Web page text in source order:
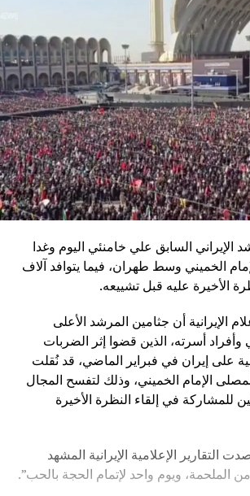
السابق علي خامنئي اليوم وغدا
الخميني وسط طهران، فيما يتوافد آلاف
الأخيرة عليه قبل تشييعه.
الإيرانية أن جثامين المرشد الأعلى
أسرته، الذين قضوا إثر الضربات
على إيران في فبراير الماضي، قد نُقلت
لمصلى الإمام الخميني، وذلك لتفسح المجال
للمشاركة في إلقاء النظرة الأخيرة
التقارير الإعلامية الإيرانية المشهد
الملحمة، ويوم واحد لإتمام الحجة بالحب”.